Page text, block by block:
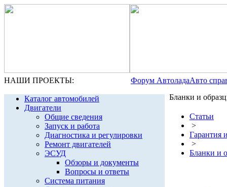
НАШИ ПРОЕКТЫ: Форум АвтоладаАвто
Каталог автомобилей
Двигатели
Общие сведения
Запуск и работа
Диагностика и регулировки
Ремонт двигателей
ЭСУД
Обзоры и документы
Вопросы и ответы
Система питания
Бланки и
Статьи
>
Гарантия
>
Бланки и